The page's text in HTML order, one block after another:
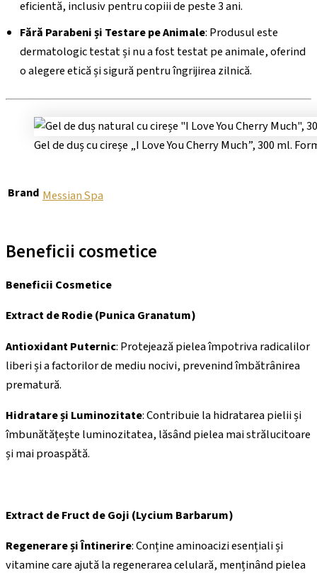
eficientă, inclusiv pentru copiii de peste 3 ani.
Fără Parabeni și Testare pe Animale: Produsul este
dermatologic testat și nu a fost testat pe animale, oferind
o alegere etică și sigură pentru îngrijirea zilnică.
Gel de duș cu cireșe „I Love You Cherry Much”, 300 ml.
Brand Messian Spa
Beneficii cosmetice
Beneficii Cosmetice
Extract de Rodie (Punica Granatum)
Antioxidant Puternic: Protejează pielea împotriva radicalilor
liberi și a factorilor de mediu nocivi, prevenind îmbătrânirea
prematură.
Hidratare și Luminozitate: Contribuie la hidratarea pielii și
îmbunătățește luminozitatea, lăsând pielea mai strălucitoare
și mai proaspătă.
Extract de Fruct de Goji (Lycium Barbarum)
Regenerare și Întinerire: Conține aminoacizi esențiali și
vitamine care ajută la regenerarea celulară, menținând pielea